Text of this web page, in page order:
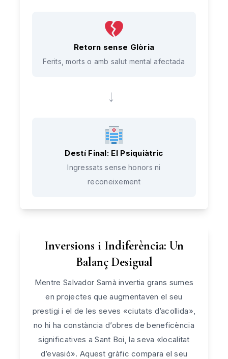
Retorn sense Glòria
Ferits, morts o amb salut mental afectada
→
Destí Final: El Psiquiàtric
Ingressats sense honors ni
reconeixement
Inversions i Indiferència: Un
Balanç Desigual
Mentre Salvador Samà invertia grans sumes
en projectes que augmentaven el seu
prestigi i el de les seves «ciutats d’acollida»,
no hi ha constància d’obres de beneficència
significatives a Sant Boi, la seva «localitat
d’evasió». Aquest gràfic compara el seu